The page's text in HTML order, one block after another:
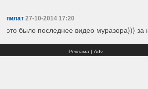
пилат 27-10-2014 17:20
это было последнее видео муразора))) за
Реклама | Adv